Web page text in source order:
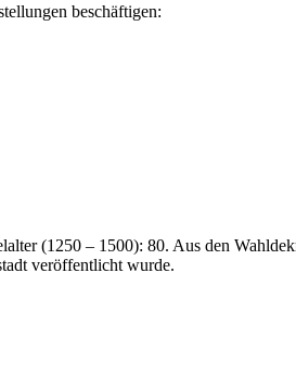
beschäftigen:
(1250 – 1500): 80. Aus den
veröffentlicht wurde.